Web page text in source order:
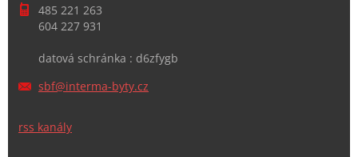
485 221 263
604 227 931
datová schránka : d6zfygb
sbf@interma-byty.cz
rss kanály